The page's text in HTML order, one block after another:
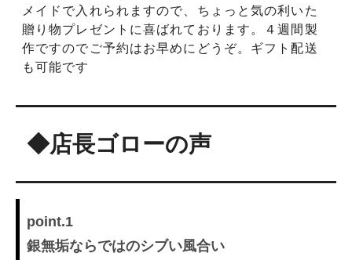
メイドで入れられますので、ちょっと気の利いた
贈り物プレゼントに喜ばれております。４週間製
作ですのでご予約はお早めにどうぞ。ギフト配送
も可能です
◆店長ゴローの声
point.1
銀無垢ならではのシブい風合い